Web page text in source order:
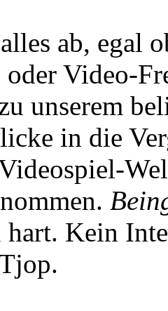
ab, egal
oder Video-
unserem
in die
Kein